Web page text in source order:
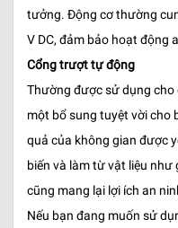
tưởng. Động cơ thường
V DC, đảm bảo hoạt động
Cổng trượt tự động
Thường được sử dụng
một bổ sung tuyệt vời cho
quả của không gian được
biến và làm từ vật liệu
cũng mang lại lợi ích an
Nếu bạn đang muốn sử